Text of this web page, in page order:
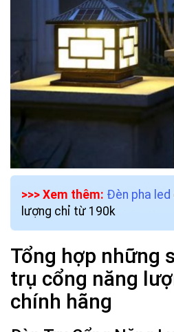
>>> Xem thêm: Đèn pha led
lượng chỉ từ 190k
Tổng hợp những
trụ cổng năng
chính hãng